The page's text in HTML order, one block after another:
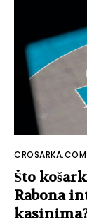
CROSARKA.COM
Što
Rabona